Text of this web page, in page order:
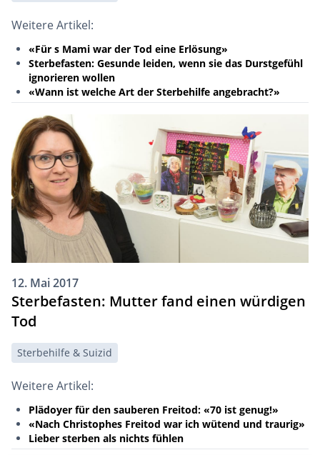
Weitere Artikel:
«Für s Mami war der Tod eine Erlösung»
Sterbefasten: Gesunde leiden, wenn sie das Durstgefühl
ignorieren wollen
«Wann ist welche Art der Sterbehilfe angebracht?»
12. Mai 2017
Sterbefasten: Mutter fand einen würdigen
Tod
Sterbehilfe & Suizid
Weitere Artikel:
Plädoyer für den sauberen Freitod: «70 ist genug!»
«Nach Christophes Freitod war ich wütend und traurig»
Lieber sterben als nichts fühlen